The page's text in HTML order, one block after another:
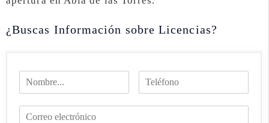
¿Buscas Información sobre Licencias?